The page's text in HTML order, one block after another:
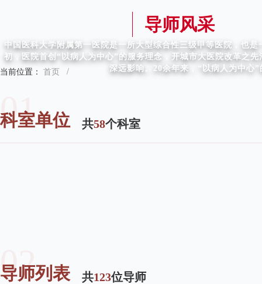
导师风采
中国医科大学附属第一医院是一所大型综合性三级甲等医院，也
初，医院首创“以病人为中心”的服务理念，开城市大医院改革之
深远影响。20余年来，“以病人为中心
当前位置： 首页 /
01
科室单位 共58个科室
02
导师列表 共123位导师